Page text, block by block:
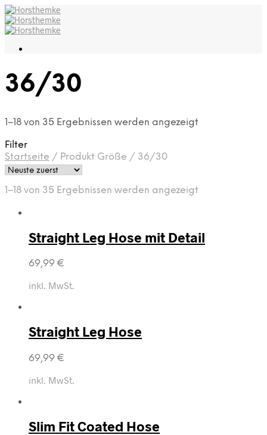
36/30
1–18 von 35 Ergebnissen werden angezeigt
Filter
Startseite / Produkt Größe / 36/30
1–18 von 35 Ergebnissen werden angezeigt
Straight Leg Hose mit Detail
69,99 €
inkl. MwSt.
Straight Leg Hose
69,99 €
inkl. MwSt.
Slim Fit Coated Hose